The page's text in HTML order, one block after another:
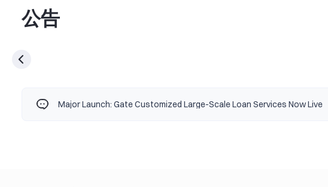
公告
Gate.io Crypto Loan Launches Auto-Replenish Collateral